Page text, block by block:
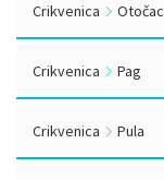
Crikvenica Otočac
Crikvenica Pag
Crikvenica Pula